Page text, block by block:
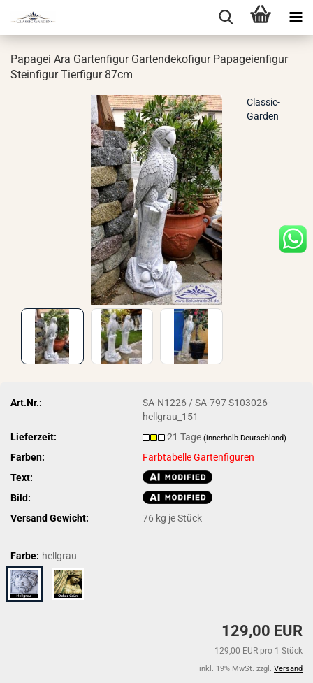
Pa­pa­gei Ara Gar­ten­fi­gur Gar­ten­de­ko­fi­gur Pa­pa­gei­en­fi­gur
Stein­fi­gur Tier­fi­gur 87cm
Classic-
Garden
Art.Nr.:
SA-N1226 / SA-797 S103026-
hellgrau_151
Lieferzeit:
21 Tage(innerhalb Deutschland)
Farben:
Farbtabelle Gartenfiguren
Text:
Bild:
Versand Gewicht:
76 kg je Stück
Farbe: hellgrau
129,00 EUR
129,00 EUR pro 1 Stück
inkl. 19% MwSt. zzgl. Versand